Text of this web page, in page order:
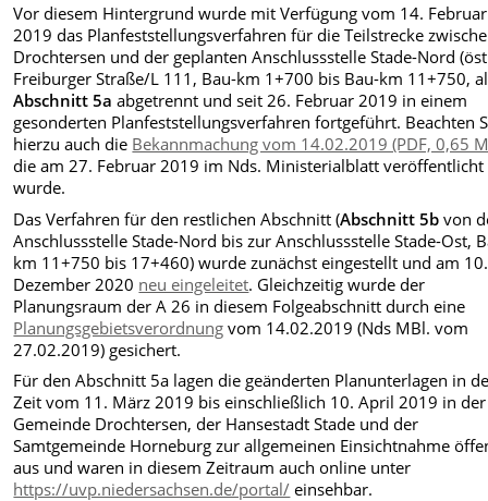
Vor diesem Hintergrund wurde mit Verfügung vom 14. Februar
2019 das Planfeststellungsverfahren für die Teilstrecke
Drochtersen und der geplanten Anschlussstelle Stade-Nord
Freiburger Straße/L 111, Bau-km 1+700 bis Bau-km 11+750,
Abschnitt 5a abgetrennt und seit 26. Februar 2019 in einem
gesonderten Planfeststellungsverfahren fortgeführt. Beachten
hierzu auch die Bekannmachung vom 14.02.2019 (PDF, 0,65
die am 27. Februar 2019 im Nds. Ministerialblatt veröffentlicht
wurde.
Das Verfahren für den restlichen Abschnitt (Abschnitt 5b von
Anschlussstelle Stade-Nord bis zur Anschlussstelle Stade-Ost,
km 11+750 bis 17+460) wurde zunächst eingestellt und am 10.
Dezember 2020 neu eingeleitet. Gleichzeitig wurde der
Planungsraum der A 26 in diesem Folgeabschnitt durch eine
Planungsgebietsverordnung vom 14.02.2019 (Nds MBl. vom
27.02.2019) gesichert.
Für den Abschnitt 5a lagen die geänderten Planunterlagen in
Zeit vom 11. März 2019 bis einschließlich 10. April 2019 in der
Gemeinde Drochtersen, der Hansestadt Stade und der
Samtgemeinde Horneburg zur allgemeinen Einsichtnahme
aus und waren in diesem Zeitraum auch online unter
https://uvp.niedersachsen.de/portal/ einsehbar.